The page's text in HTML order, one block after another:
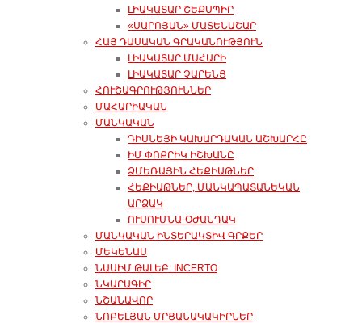
ԼԻԱԿԱՏԱՐ ՇԵՔՍՊԻՐ
«ՍԱՐՈՅԱՆ» ՄԱՏԵՆԱՇԱՐ
ՀԱՅ ԴԱՍԱԿԱՆ ԳՐԱԿԱՆՈՒԹՅՈՒՆ
ԼԻԱԿԱՏԱՐ ՄԱՀԱՐԻ
ԼԻԱԿԱՏԱՐ ՉԱՐԵՆՑ
ՀՈՒՇԱԳՐՈՒԹՅՈՒՆՆԵՐ
ՄԱՀԱՐԻԱԿԱՆ
ՄԱՆԿԱԿԱՆ
ԴԻՍՆԵՅԻ ԿԱԽԱՐԴԱԿԱՆ ԱՇԽԱՐՀԸ
ԻՄ ՓՈՔՐԻԿ ԻՇԽԱՆԸ
ՁՄԵՌԱՅԻՆ ՀԵՔԻԱԹՆԵՐ
ՀԵՔԻԱԹՆԵՐ, ՄԱՆԿԱՊԱՏԱՆԵԿԱՆ
ԱՐՁԱԿ
ՈՒՍՈՒՄՆԱ-ՕԺԱՆԴԱԿ
ՄԱՆԿԱԿԱՆ ԻՆՏԵՐԱԿՏԻՎ ԳՐՔԵՐ
ՄԵԿԵՆԱՍ
ՆԱՍԻՄ ԹԱԼԵԲ: INCERTO
ՆԿԱՐԱԳԻՐ
ՆՇԱՆԱՎՈՐ
ՆՈԲԵԼՅԱՆ ՄՐՑԱՆԱԿԱԿԻՐՆԵՐ